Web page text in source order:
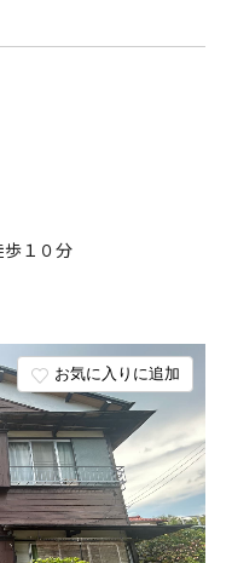
お気に入りに追加
歩１０分